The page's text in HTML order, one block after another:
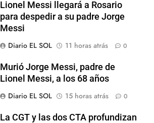
Lionel Messi llegará a Rosario
para despedir a su padre Jorge
Messi
Diario EL SOL
11 horas atrás 0
Murió Jorge Messi, padre de
Lionel Messi, a los 68 años
Diario EL SOL
15 horas atrás 0
La CGT y las dos CTA profundizan